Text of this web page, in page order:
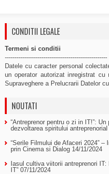
CONDITII LEGALE
Termeni si conditii
-----------------------------------------------------
Datele cu caracter personal
un operator autorizat inregistrat cu
Supraveghere a Prelucrarii Datelor
NOUTATI
“Antreprenor pentru o zi in IT!”:
dezvoltarea spiritului
“Serile Filmului de Afaceri 2024”
prin Cinema si Dialog 14/11/2024
Iasul cultiva viitorii antreprenori
IT” 07/11/2024